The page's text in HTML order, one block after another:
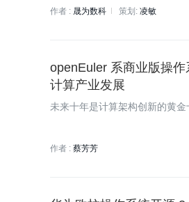
作者 : 晟为数科 策划: 凌敏
openEuler 系商业版操
计算产业发展
未来十年是计算架构创新的黄金
作者 : 蔡芳芳